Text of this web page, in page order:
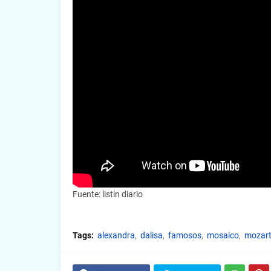
Fuente: listin diario
Tags: alexandra dalisa famosos mosaico mozart